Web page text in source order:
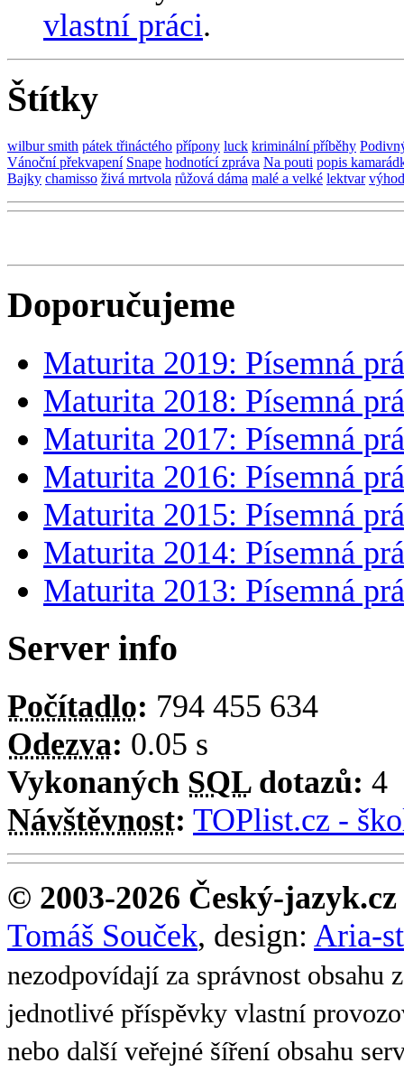
vlastní práci.
Štítky
wilbur smith pátek třináctého přípony luck kriminální příběhy
Vánoční překvapení Snape hodnotící zpráva Na pouti popis
Bajky chamisso živá mrtvola růžová dáma malé a velké lektvar
Doporučujeme
Maturita 2019: Písemná
Maturita 2018: Písemná
Maturita 2017: Písemná
Maturita 2016: Písemná
Maturita 2015: Písemná
Maturita 2014: Písemná
Maturita 2013: Písemná
Server info
Počítadlo: 794 455 634
Odezva: 0.05 s
Vykonaných SQLdotazů: 4
Návštěvnost: TOPlist.cz -
© 2003-2026 Český-jazyk.cz
Tomáš Souček, design: Aria-
nezodpovídají za správnost obsahu
jednotlivé příspěvky vlastní
nebo další veřejné šíření obsahu